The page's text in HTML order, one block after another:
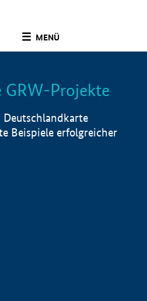
MENÜ
Info
GRW-Projekte
Beispiele erfolgreicher